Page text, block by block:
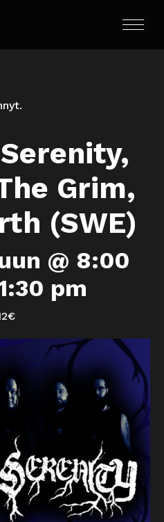
Grim,
(SWE)
@ 8:00
pm